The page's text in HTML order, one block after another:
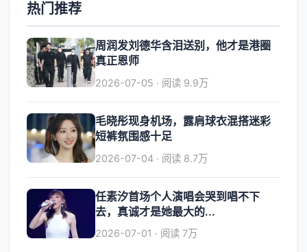
热门推荐
周润发刘德华含泪送别，他才是港圈
真正恩师
2026-07-05 · 阅读 9.9万
毛晓彤现身机场，露肩球衣混搭迷彩
短裤氛围感十足
2026-07-04 · 阅读 8.7万
任素汐首场个人演唱会哭到唱不下
去，真诚才是她最大的...
2026-07-01 · 阅读 7万